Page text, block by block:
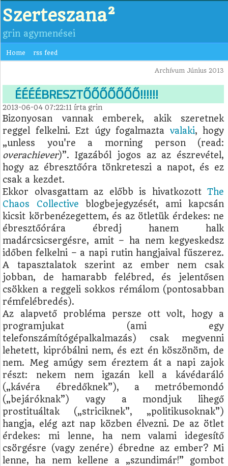
Szerteszana²
grin agymenései
Home rss feed
Archívum Június 2013
ÉÉÉÉBRESZTŐŐŐŐŐŐŐ!!!!!!
2013-06-04 07:22:11 írtagrin
Bizonyosan vannak emberek, akik szeretnek
reggel felkelni. Ezt úgy fogalmazta valaki, hogy
„unless you're a morning person (read:
overachiever)”. Igazából jogos az az észrevétel,
hogy az ébresztőóra tönkreteszi a napot, és ez
csak a kezdet.
Ekkor olvasgattam az előbb is hivatkozottThe
Chaos Collective blogbejegyzését, ami kapcsán
kicsit körbenézegettem, és az ötletük érdekes: ne
ébresztőórára ébredj hanem halk
madárcsicsergésre, amit – ha nem kegyeskedsz
időben felkelni – a napi rutin hangjaival fűszerez.
A tapasztalatok szerint az ember nem csak
jobban, de hamarabb felébred, és jelentősen
csökken a reggeli sokkos rémálom (pontosabban
rémfelébredés).
Az alapvető probléma persze ott volt, hogy a
programjukat (ami egy
telefonszámítógépalkalmazás) csak megvenni
lehetett, kipróbálni nem, és ezt én köszönöm, de
nem. Meg amúgy sem éreztem át a napi zajok
részt: nekem nem igazán kell a kávédaráló
(„kávéra ébredőknek”), a metróbemondó
(„bejáróknak”) vagy a mondjuk lihegő
prostituáltak („striciknek”, „politikusoknak”)
hangja, elég azt nap közben élvezni. De az ötlet
érdekes: mi lenne, ha nem valami idegesítő
csörgésre (vagy zenére) ébredne az ember? Mi
lenne, ha nem kellene a „szundimár!” gombot